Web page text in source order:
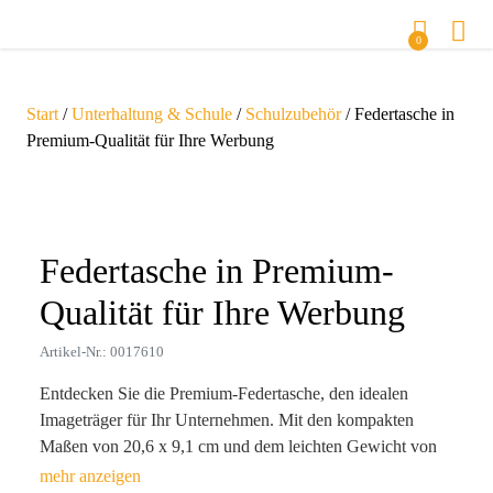
0
Start /Unterhaltung & Schule / Schulzubehör/ Federtasche in
Premium-Qualität für Ihre Werbung
Federtasche in Premium-
Qualität für Ihre Werbung
Artikel-Nr.: 0017610
Entdecken Sie die Premium-Federtasche, den idealen
Imageträger für Ihr Unternehmen. Mit den kompakten
Maßen von 20,6 x 9,1 cm und dem leichten Gewicht von
nur 17 g ist sie der perfekte Begleiter für den Alltag Ihrer